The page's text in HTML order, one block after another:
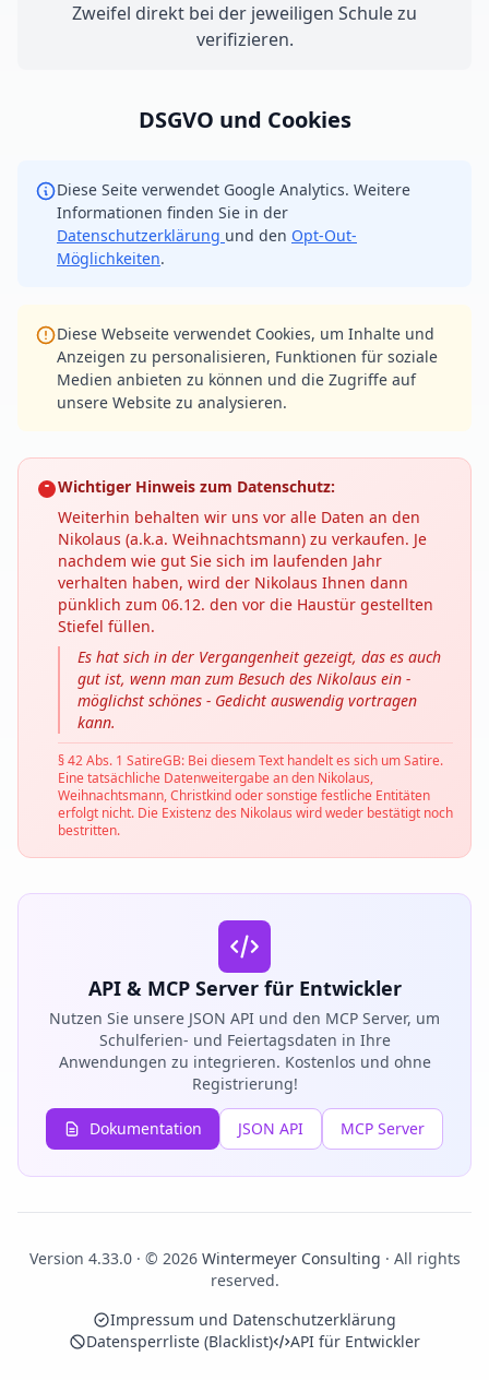
Zweifel direkt bei der jeweiligen Schule zu
verifizieren.
DSGVO und Cookies
Diese Seite verwendet Google Analytics. Weitere
Informationen finden Sie in der
Datenschutzerklärung und den Opt-Out-
Möglichkeiten.
Diese Webseite verwendet Cookies, um Inhalte und
Anzeigen zu personalisieren, Funktionen für soziale
Medien anbieten zu können und die Zugriffe auf
unsere Website zu analysieren.
Wichtiger Hinweis zum Datenschutz:
Weiterhin behalten wir uns vor alle Daten an den
Nikolaus (a.k.a. Weihnachtsmann) zu verkaufen. Je
nachdem wie gut Sie sich im laufenden Jahr
verhalten haben, wird der Nikolaus Ihnen dann
pünklich zum 06.12. den vor die Haustür gestellten
Stiefel füllen.
Es hat sich in der Vergangenheit gezeigt, das es auch
gut ist, wenn man zum Besuch des Nikolaus ein -
möglichst schönes - Gedicht auswendig vortragen
kann.
§ 42 Abs. 1 SatireGB: Bei diesem Text handelt es sich um Satire.
Eine tatsächliche Datenweitergabe an den Nikolaus,
Weihnachtsmann, Christkind oder sonstige festliche Entitäten
erfolgt nicht. Die Existenz des Nikolaus wird weder bestätigt noch
bestritten.
API & MCP Server für Entwickler
Nutzen Sie unsere JSON API und den MCP Server, um
Schulferien- und Feiertagsdaten in Ihre
Anwendungen zu integrieren. Kostenlos und ohne
Registrierung!
Dokumentation JSON API MCP Server
Version 4.33.0 · © 2026 Wintermeyer Consulting · All rights
reserved.
Impressum und Datenschutzerklärung
Datensperrliste (Blacklist)
API für Entwickler